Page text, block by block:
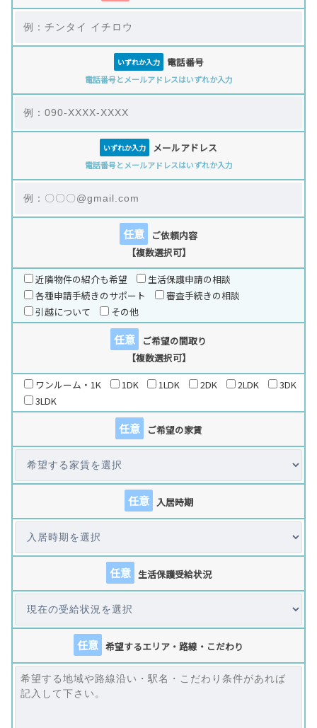
いずれか入力 電話番号
電話番号とメールアドレスはいずれか入力
いずれか入力 メールアドレス
電話番号とメールアドレスはいずれか入力
任意
ご依頼内容
【複数選択可】
近隣物件の紹介も希望
生活保護申請の相談
各種申請手続きのサポート
審査手続きの相談
引越について
その他
任意
ご希望の間取り
【複数選択可】
ワンルーム・1K
1DK 1LDK 2DK 2LDK
3DK
3LDK
任意 ご希望の家賃
任意 入居時期
任意 生活保護受給状況
任意 希望するエリア・路線・こだわり